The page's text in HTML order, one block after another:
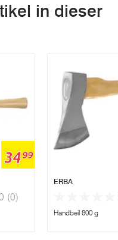
in dieser
3499
(0)
ERBA
Handbeil 800 g